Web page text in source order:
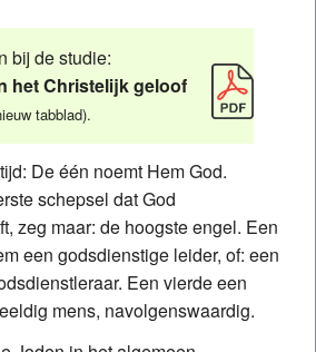
bij de studie:
het Christelijk geloof
tabblad).
De één noemt Hem God.
schepsel dat God
zeg maar: de hoogste engel. Een
een godsdienstige leider, of: een
Een vierde een
mens, navolgenswaardig.